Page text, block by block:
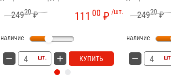
24920₽ /шт.
111 00 ₽
наличие
шт. КУПИТЬ
24920₽
наличие